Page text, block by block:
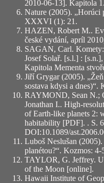
2010-06-13]. Kapitola
Nature (2005). „Horúci
XXXVI (1): 21.
HAZEN, Robert M..
české vydání, apríl
SAGAN, Carl. Komety:
Josef Solař. [s.l.] :
Kapitola Mementa
Jiří Grygar (2005).
sostava kdysi a
RAYMOND, Sean N.;
Jonathan I.. High-
of Earth-like planets 2:
habitability [PDF]. . S.
DOI:10.1089/
Luboš Neslušan
planétou?“. Kozmos: 4-
TAYLOR, G. Jeffrey.
of the Moon [online].
Hawaii Institute of